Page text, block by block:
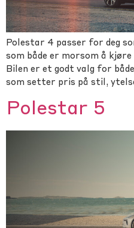
Polestar 4 passer for deg
som både er morsom å
Bilen er et godt valg for
som setter pris på stil,
Polestar 5